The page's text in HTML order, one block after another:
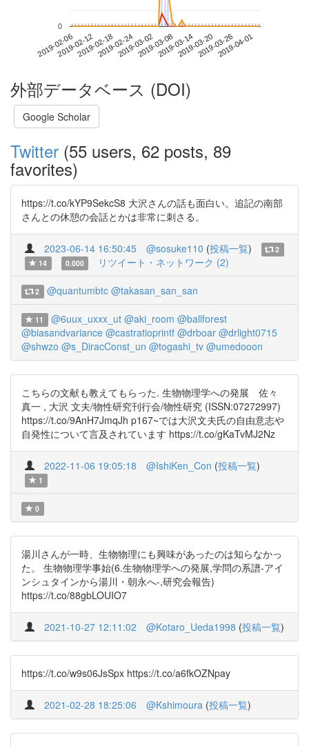
2019-02-062019-02-122019-02-182019-02-242019-03-022019-03-082019-03-142019-03-202019-03-262019-04-01
0
外部データベース (DOI)
Google Scholar
Twitter (55 users, 62 posts, 89
favorites)
https://t.co/kYP9SekcS8 大沢さんの話も面白い。追記の南部
さんとの休憩の会話とかは非常に刺さる。
2023-06-14 16:50:45 @sosuke110 (投稿一覧)
2
14
0.000 リツイート・ネットワーク (2)
2 @quantumbtc @takasan_san_san
11 @6uux_uxxx_ut @aki_room @ballforest
@biasandvariance @castratioprintf @drboar @drlight0715
@shwzo @s_DiracConst_un @togashi_tv @umedooon
こちらの文献も教えてもらった. 生物物理学への発展 佐々
真一 , 大沢 文夫/物性研究刊行会/物性研究 (ISSN:07272997)
https://t.co/9AnH7JmqJh p167~では大沢文夫氏の自由意志や
自発性について言及されています https://t.co/gKaTvMJ2Nz
2022-11-06 19:05:18 @IshiKen_Con (投稿一覧)
1
0
湯川さんが一時、生物物理にも興味があったのは知らなかっ
た。 生物物理学事始(6.生物物理学への発展,学問の系譜-アイ
ンシュタインから湯川・朝永へ-,研究会報告)
https://t.co/88gbLOUIO7
2021-10-27 12:11:02 @Kotaro_Ueda1998 (投稿一覧)
https://t.co/w9s06JsSpx https://t.co/a6fkOZNpay
2021-02-28 18:25:06 @Kshimoura (投稿一覧)